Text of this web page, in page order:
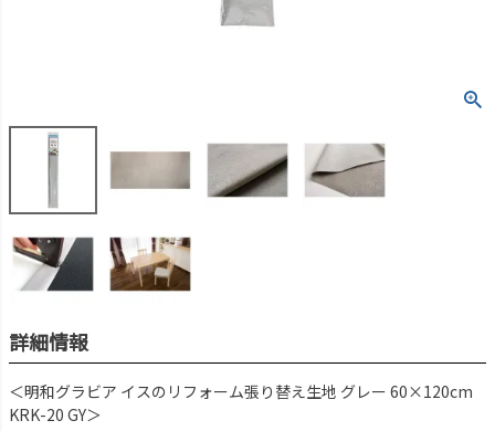
詳細情報
＜明和グラビア イスのリフォーム張り替え生地 グレー 60×120cm
KRK-20 GY＞